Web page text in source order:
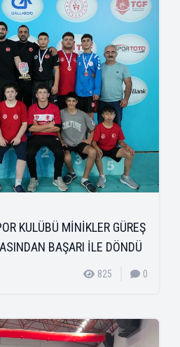
KULÜBÜ MİNİKLER GÜREŞ
BAŞARI İLE DÖNDÜ
825 0